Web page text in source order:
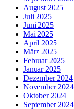
August 2025
Juli 2025
Juni 2025
Mai 2025
April 2025
März 2025
Februar 2025
Januar 2025
Dezember 2024
November 2024
Oktober 2024
September 2024